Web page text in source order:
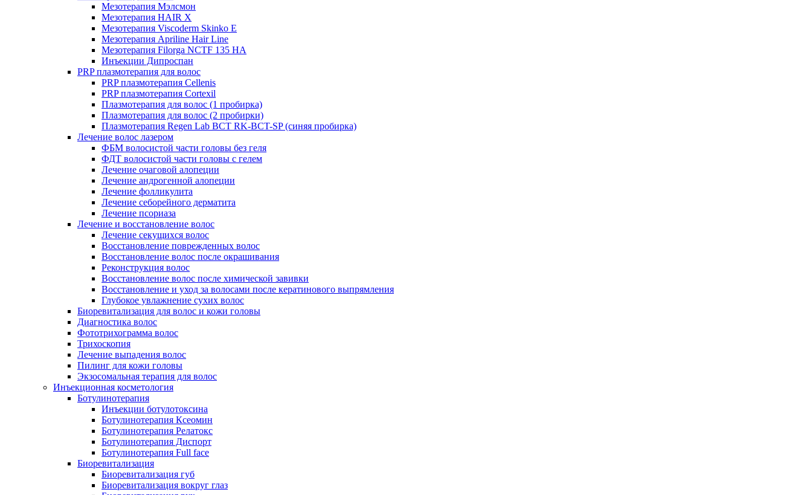
Мезотерапия Мэлсмон
Мезотерапия HAIR X
Мезотерапия Viscoderm Skinko E
Мезотерапия Apriline Hair Line
Мезотерапия Filorga NCTF 135 HA
Инъекции Дипроспан
PRP плазмотерапия для волос
PRP плазмотерапия Cellenis
PRP плазмотерапия Cortexil
Плазмотерапия для волос (1 пробирка)
Плазмотерапия для волос (2 пробирки)
Плазмотерапия Regen Lab BCT RK-BCT-SP (синяя пробирка)
Лечение волос лазером
ФБМ волосистой части головы без геля
ФДТ волосистой части головы с гелем
Лечение очаговой алопеции
Лечение андрогенной алопеции
Лечение фолликулита
Лечение себорейного дерматита
Лечение псориаза
Лечение и восстановление волос
Лечение секущихся волос
Восстановление поврежденных волос
Восстановление волос после окрашивания
Реконструкция волос
Восстановление волос после химической завивки
Восстановление и уход за волосами после кератинового выпрямления
Глубокое увлажнение сухих волос
Биоревитализация для волос и кожи головы
Диагностика волос
Фототрихограмма волос
Трихоскопия
Лечение выпадения волос
Пилинг для кожи головы
Экзосомальная терапия для волос
Инъекционная косметология
Ботулинотерапия
Инъекции ботулотоксина
Ботулинотерапия Ксеомин
Ботулинотерапия Релатокс
Ботулинотерапия Диспорт
Ботулинотерапия Full face
Биоревитализация
Биоревитализация губ
Биоревитализация вокруг глаз